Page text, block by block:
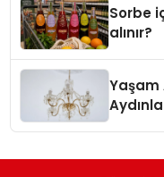
Sorbe
alınır?
Yaşam